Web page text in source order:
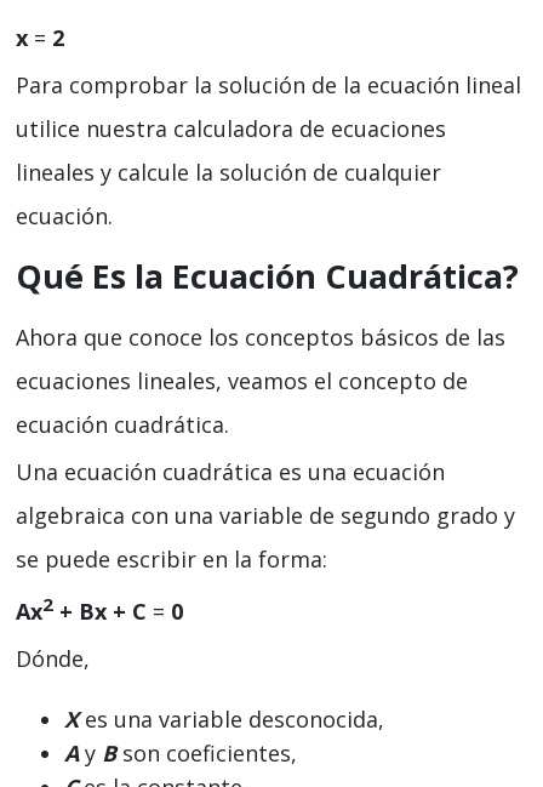
x = 2
Para comprobar la solución de la ecuación lineal
utilice nuestra calculadora de ecuaciones
lineales y calcule la solución de cualquier
ecuación.
Qué Es la Ecuación Cuadrática?
Ahora que conoce los conceptos básicos de las
ecuaciones lineales, veamos el concepto de
ecuación cuadrática.
Una ecuación cuadrática es una ecuación
algebraica con una variable de segundo grado y
se puede escribir en la forma:
Ax2 + Bx + C = 0
Dónde,
Xes una variable desconocida,
Ay Bson coeficientes,